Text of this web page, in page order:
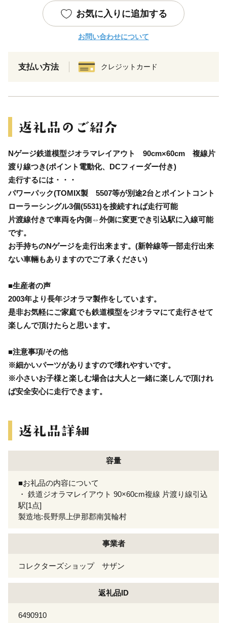
お気に入りに追加する
お問い合わせについて
支払い方法 クレジットカード
Nゲージ鉄道模型ジオラマレイアウト 90cm×60cm 複線片
渡り線つき(ポイント電動化、DCフィーダー付き)
走行するには・・・
パワーパック(TOMIX製 5507等が別途2台とポイントコント
ローラーシングル3個(5531)を接続すれば走行可能
片渡線付きで車両を内側⇔外側に変更でき引込駅に入線可能
です。
お手持ちのNゲージを走行出来ます。(新幹線等一部走行出来
ない車輛もありますのでご了承ください)
■生産者の声
2003年より長年ジオラマ製作をしています。
是非お気軽にご家庭でも鉄道模型をジオラマにて走行させて
楽しんで頂けたらと思います。
■注意事項/その他
※細かいパーツがありますので壊れやすいです。
※小さいお子様と楽しむ場合は大人と一緒に楽しんで頂けれ
ば安全安心に走行できます。
容量
■お礼品の内容について
・ 鉄道ジオラマレイアウト 90×60cm複線 片渡り線引込
駅[1点]
製造地:長野県上伊那郡南箕輪村
事業者
コレクターズショップ サザン
返礼品ID
6490910